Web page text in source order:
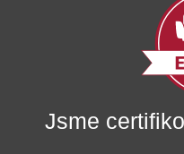
Jsme